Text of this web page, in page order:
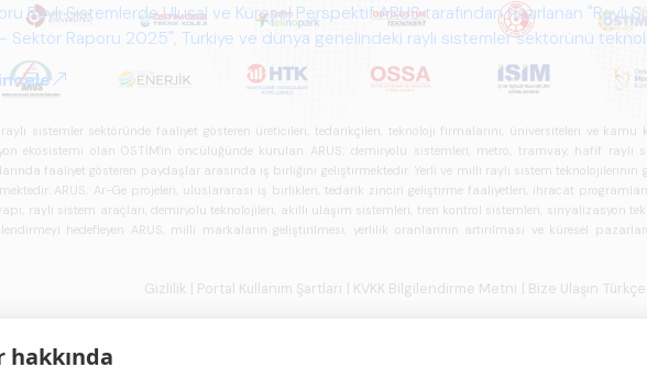
Raylı Sistemlerde Ulusal ve Küresel Perspektif ARUS tarafından hazırlanan "Raylı
Sektör Raporu 2025", Türkiye ve dünya genelindeki raylı sistemler sektörünü
açısından kapsamlı biçimde ele alan bir referans çalışmasıdır.
sistemler sektöründe faaliyet gösteren üreticileri, tedarikçileri, teknoloji firmalarını, üniversiteleri ve
ekosistemi olan OSTİM'in öncülüğünde kurulan ARUS; demiryolu sistemleri, metro, tramvay, hafif raylı
faaliyet gösteren paydaşlar arasında iş birliğini geliştirmektedir. Yerli ve milli raylı sistem
ARUS; Ar-Ge projeleri, uluslararası iş birlikleri, tedarik zinciri geliştirme faaliyetleri, ihracat
raylı sistem araçları, demiryolu teknolojileri, akıllı ulaşım sistemleri, tren kontrol sistemleri, sinyalizasyon
hedefleyen ARUS, milli markaların geliştirilmesi, yerlilik oranlarının artırılması ve küresel
Gizlilik | Portal Kullanım Şartları | KVKK Bilgilendirme Metni | Bize Ulaşın Türkçe
hakkında